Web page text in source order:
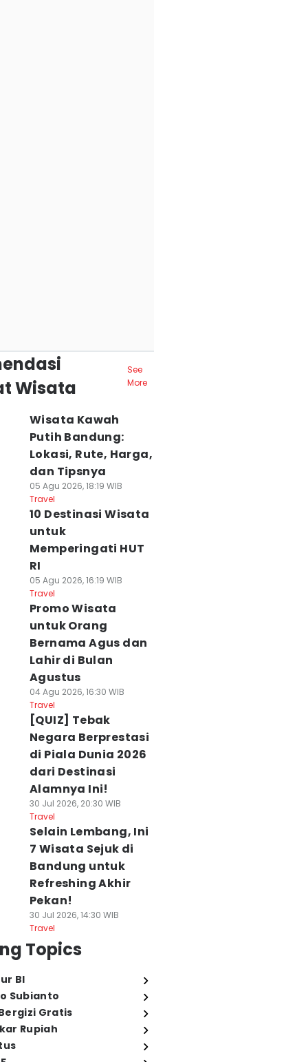
Wisata
See
More
Wisata Kawah
Putih Bandung:
Lokasi, Rute, Harga,
dan Tipsnya
05 Agu 2026, 18:19 WIB
Travel
10 Destinasi Wisata
untuk
Memperingati HUT
RI
05 Agu 2026, 16:19 WIB
Travel
Promo Wisata
untuk Orang
Bernama Agus dan
Lahir di Bulan
Agustus
04 Agu 2026, 16:30 WIB
Travel
[QUIZ] Tebak
Negara Berprestasi
di Piala Dunia 2026
dari Destinasi
Alamnya Ini!
30 Jul 2026, 20:30 WIB
Travel
Selain Lembang, Ini
7 Wisata Sejuk di
Bandung untuk
Refreshing Akhir
Pekan!
30 Jul 2026, 14:30 WIB
Travel
Topics
BI
Subianto
Gratis
Rupiah